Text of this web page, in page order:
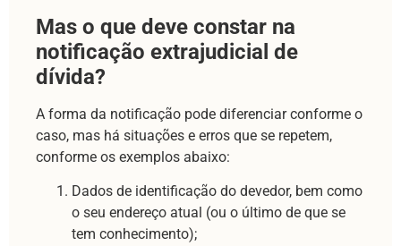
Mas o que deve constar na
notificação extrajudicial de
dívida?
A forma da notificação pode diferenciar conforme o
caso, mas há situações e erros que se repetem,
conforme os exemplos abaixo:
Dados de identificação do devedor, bem como
o seu endereço atual (ou o último de que se
tem conhecimento);